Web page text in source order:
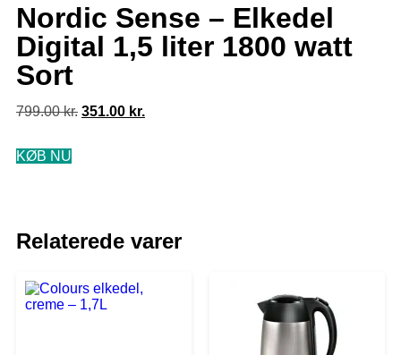
Nordic Sense – Elkedel
Digital 1,5 liter 1800 watt
Sort
799.00kr. 351.00 kr.
KØB NU
Relaterede varer